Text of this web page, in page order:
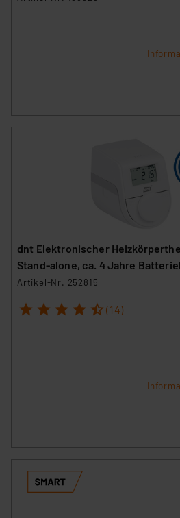
dnt Elektronischer
Stand-alone, ca. 4 Jahre
Artikel-Nr. 252815
1 2 3 4 5 (14)